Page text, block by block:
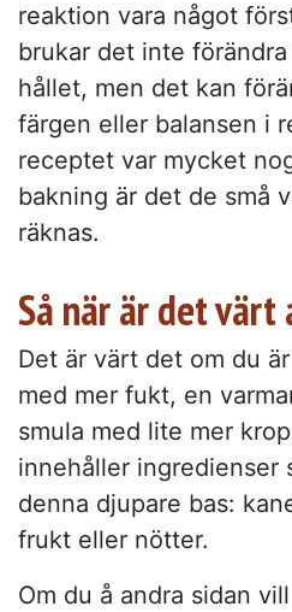
reaktion vara något
brukar det inte
hållet, men det kan
färgen eller balansen i
receptet var mycket
bakning är det de små
räknas.
Så när är det
Det är värt det om du
med mer fukt, en
smula med lite mer
innehåller ingredienser
denna djupare bas:
frukt eller nötter.
Om du å andra sidan